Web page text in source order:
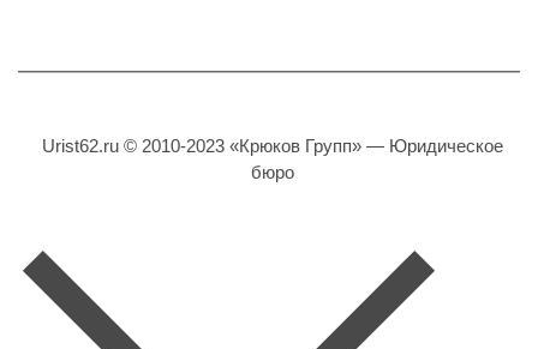
Urist62.ru © 2010-2023 «Крюков Групп» — Юридическое
бюро